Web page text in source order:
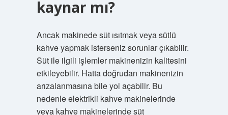
kaynar mı?
Ancak makinede süt ısıtmak veya sütlü
kahve yapmak isterseniz sorunlar çıkabilir.
Süt ile ilgili işlemler makinenizin kalitesini
etkileyebilir. Hatta doğrudan makinenizin
arızalanmasına bile yol açabilir. Bu
nedenle elektrikli kahve makinelerinde
veya kahve makinelerinde süt